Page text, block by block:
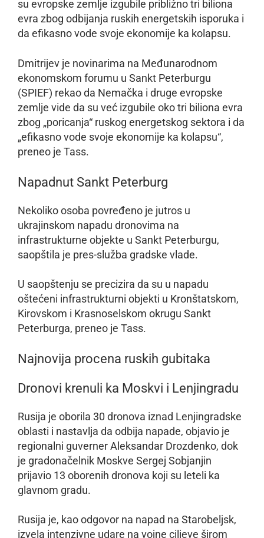
su evropske zemlje izgubile približno tri biliona
evra zbog odbijanja ruskih energetskih isporuka i
da efikasno vode svoje ekonomije ka kolapsu.
Dmitrijev je novinarima na Međunarodnom
ekonomskom forumu u Sankt Peterburgu
(SPIEF) rekao da Nemačka i druge evropske
zemlje vide da su već izgubile oko tri biliona evra
zbog „poricanja“ ruskog energetskog sektora i da
„efikasno vode svoje ekonomije ka kolapsu“,
preneo je Tass.
Napadnut Sankt Peterburg
Nekoliko osoba povređeno je jutros u
ukrajinskom napadu dronovima na
infrastrukturne objekte u Sankt Peterburgu,
saopštila je pres-služba gradske vlade.
U saopštenju se precizira da su u napadu
oštećeni infrastrukturni objekti u Kronštatskom,
Kirovskom i Krasnoselskom okrugu Sankt
Peterburga, preneo je Tass.
Najnovija procena ruskih gubitaka
Dronovi krenuli ka Moskvi i Lenjingradu
Rusija je oborila 30 dronova iznad Lenjingradske
oblasti i nastavlja da odbija napade, objavio je
regionalni guverner Aleksandar Drozdenko, dok
je gradonačelnik Moskve Sergej Sobjanjin
prijavio 13 oborenih dronova koji su leteli ka
glavnom gradu.
Rusija je, kao odgovor na napad na Starobeljsk,
izvela intenzivne udare na vojne ciljeve širom